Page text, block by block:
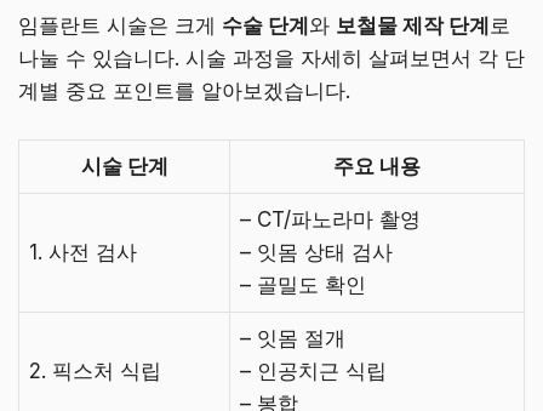
임플란트 시술은 크게 수술 단계 와 보철물 제작 단계 로
나눌 수 있습니다. 시술 과정을 자세히 살펴보면서 각 단
계별 중요 포인트를 알아보겠습니다.
시술 단계 주요 내용
1. 사전 검사
– CT/파노라마 촬영
– 잇몸 상태 검사
– 골밀도 확인
2. 픽스처 식립
– 잇몸 절개
– 인공치근 식립
– 봉합